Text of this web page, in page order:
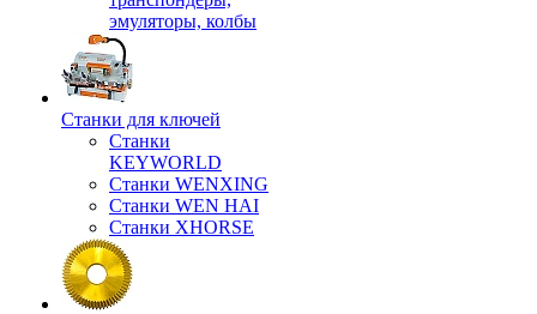
эмуляторы, колбы
Станки для ключей
Станки
KEYWORLD
Станки WENXING
Станки WEN HAI
Станки XHORSE